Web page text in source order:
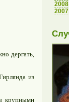
дергать,
из
крупными